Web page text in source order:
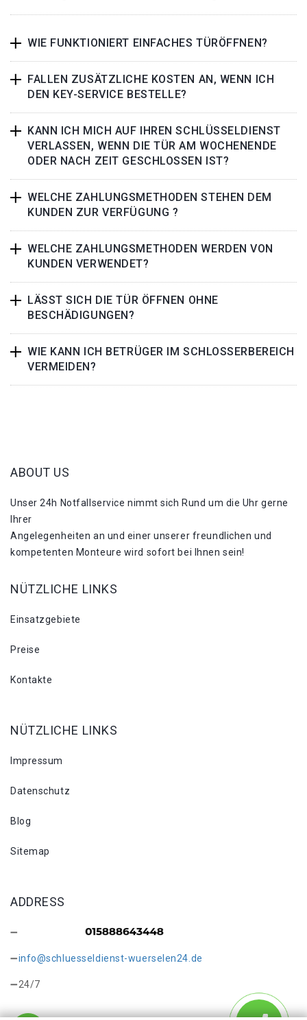
WIE FUNKTIONIERT EINFACHES TÜRÖFFNEN?
FALLEN ZUSÄTZLICHE KOSTEN AN, WENN ICH
DEN KEY-SERVICE BESTELLE?
KANN ICH MICH AUF IHREN SCHLÜSSELDIENST
VERLASSEN, WENN DIE TÜR AM WOCHENENDE
ODER NACH ZEIT GESCHLOSSEN IST?
WELCHE ZAHLUNGSMETHODEN STEHEN DEM
KUNDEN ZUR VERFÜGUNG ?
WELCHE ZAHLUNGSMETHODEN WERDEN VON
KUNDEN VERWENDET?
LÄSST SICH DIE TÜR ÖFFNEN OHNE
BESCHÄDIGUNGEN?
WIE KANN ICH BETRÜGER IM SCHLOSSERBEREICH
VERMEIDEN?
ABOUT US
Unser 24h Notfallservice nimmt sich Rund um die Uhr gerne
Ihrer
Angelegenheiten an und einer unserer freundlichen und
kompetenten Monteure wird sofort bei Ihnen sein!
NÜTZLICHE LINKS
Einsatzgebiete
Preise
Kontakte
NÜTZLICHE LINKS
Impressum
Datenschutz
Blog
Sitemap
ADDRESS
info@schluesseldienst-wuerselen24.de
24/7